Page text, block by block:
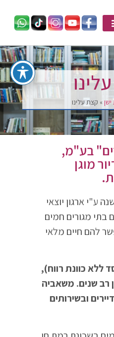
ישן» קצת עלינו
בע"מ,
מוגן
נוסדה לפני כ – 70 שנה ע"י ארגון יוצאי
בתי מגורים חמים
להם חיים מלאי
ללא כוונת רווח),
רב שנים. משאביה
ובשירותים